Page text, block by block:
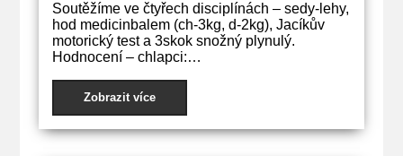
Soutěžíme ve čtyřech disciplínách – sedy-lehy,
hod medicinbalem (ch-3kg, d-2kg), Jacíkův
motorický test a 3skok snožný plynulý.
Hodnocení – chlapci:…
Zobrazit více